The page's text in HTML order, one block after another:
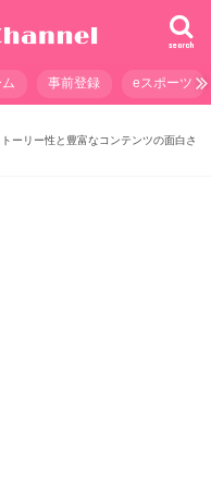
search
事前登録 eスポーツ
ーリー性と豊富なコンテンツの面白さ